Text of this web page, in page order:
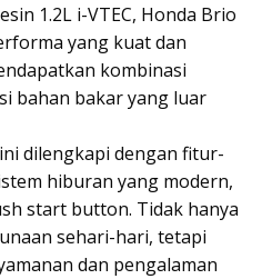
1.2L i-VTEC, Honda Brio
yang kuat dan
kombinasi
bahan bakar yang luar
dilengkapi dengan fitur-
hiburan yang modern,
start button. Tidak hanya
sehari-hari, tetapi
dan pengalaman